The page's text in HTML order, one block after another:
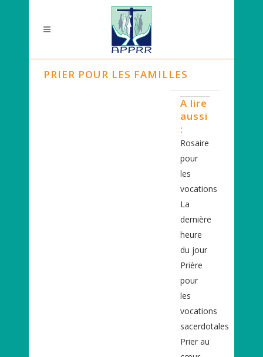
PRIER POUR LES FAMILLES
A lire
aussi
:
Rosaire
pour
les
vocations
La
dernière
heure
du jour
Prière
pour
les
vocations
sacerdotales
Prier au